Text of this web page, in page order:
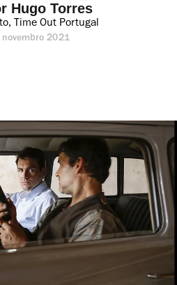
Hugo Torres
Time Out Portugal
2021